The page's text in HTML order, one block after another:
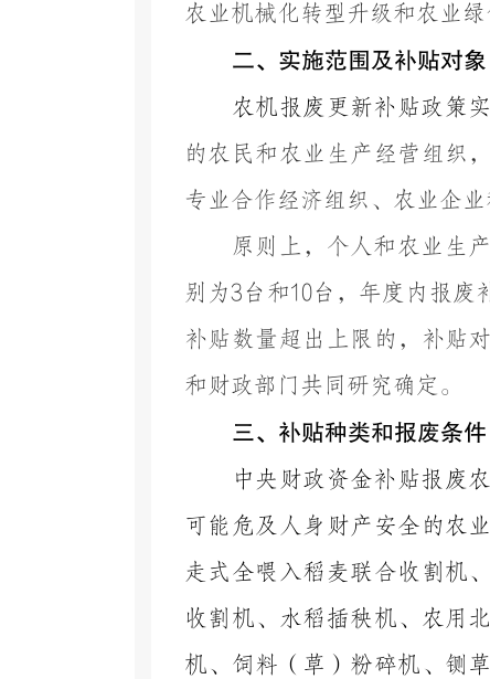
农业机械化转型升级和农业绿
二、实施范围及补贴对象
农机报废更新补贴政策
的农民和农业生产经营组织
专业合作经济组织、农业企
原则上， 个人和农业生
别为3台和10台 ，年度内 报废
补贴数量超出上限的，补贴
和财政部门共同研究确定。
三、补贴种类和报废条件
中央财政资金补贴报废
可能危及人身财产安全的农
走式全喂入稻麦联合收割机
收割机、水稻插秧机、农用
机、饲料（草）粉碎机、铡